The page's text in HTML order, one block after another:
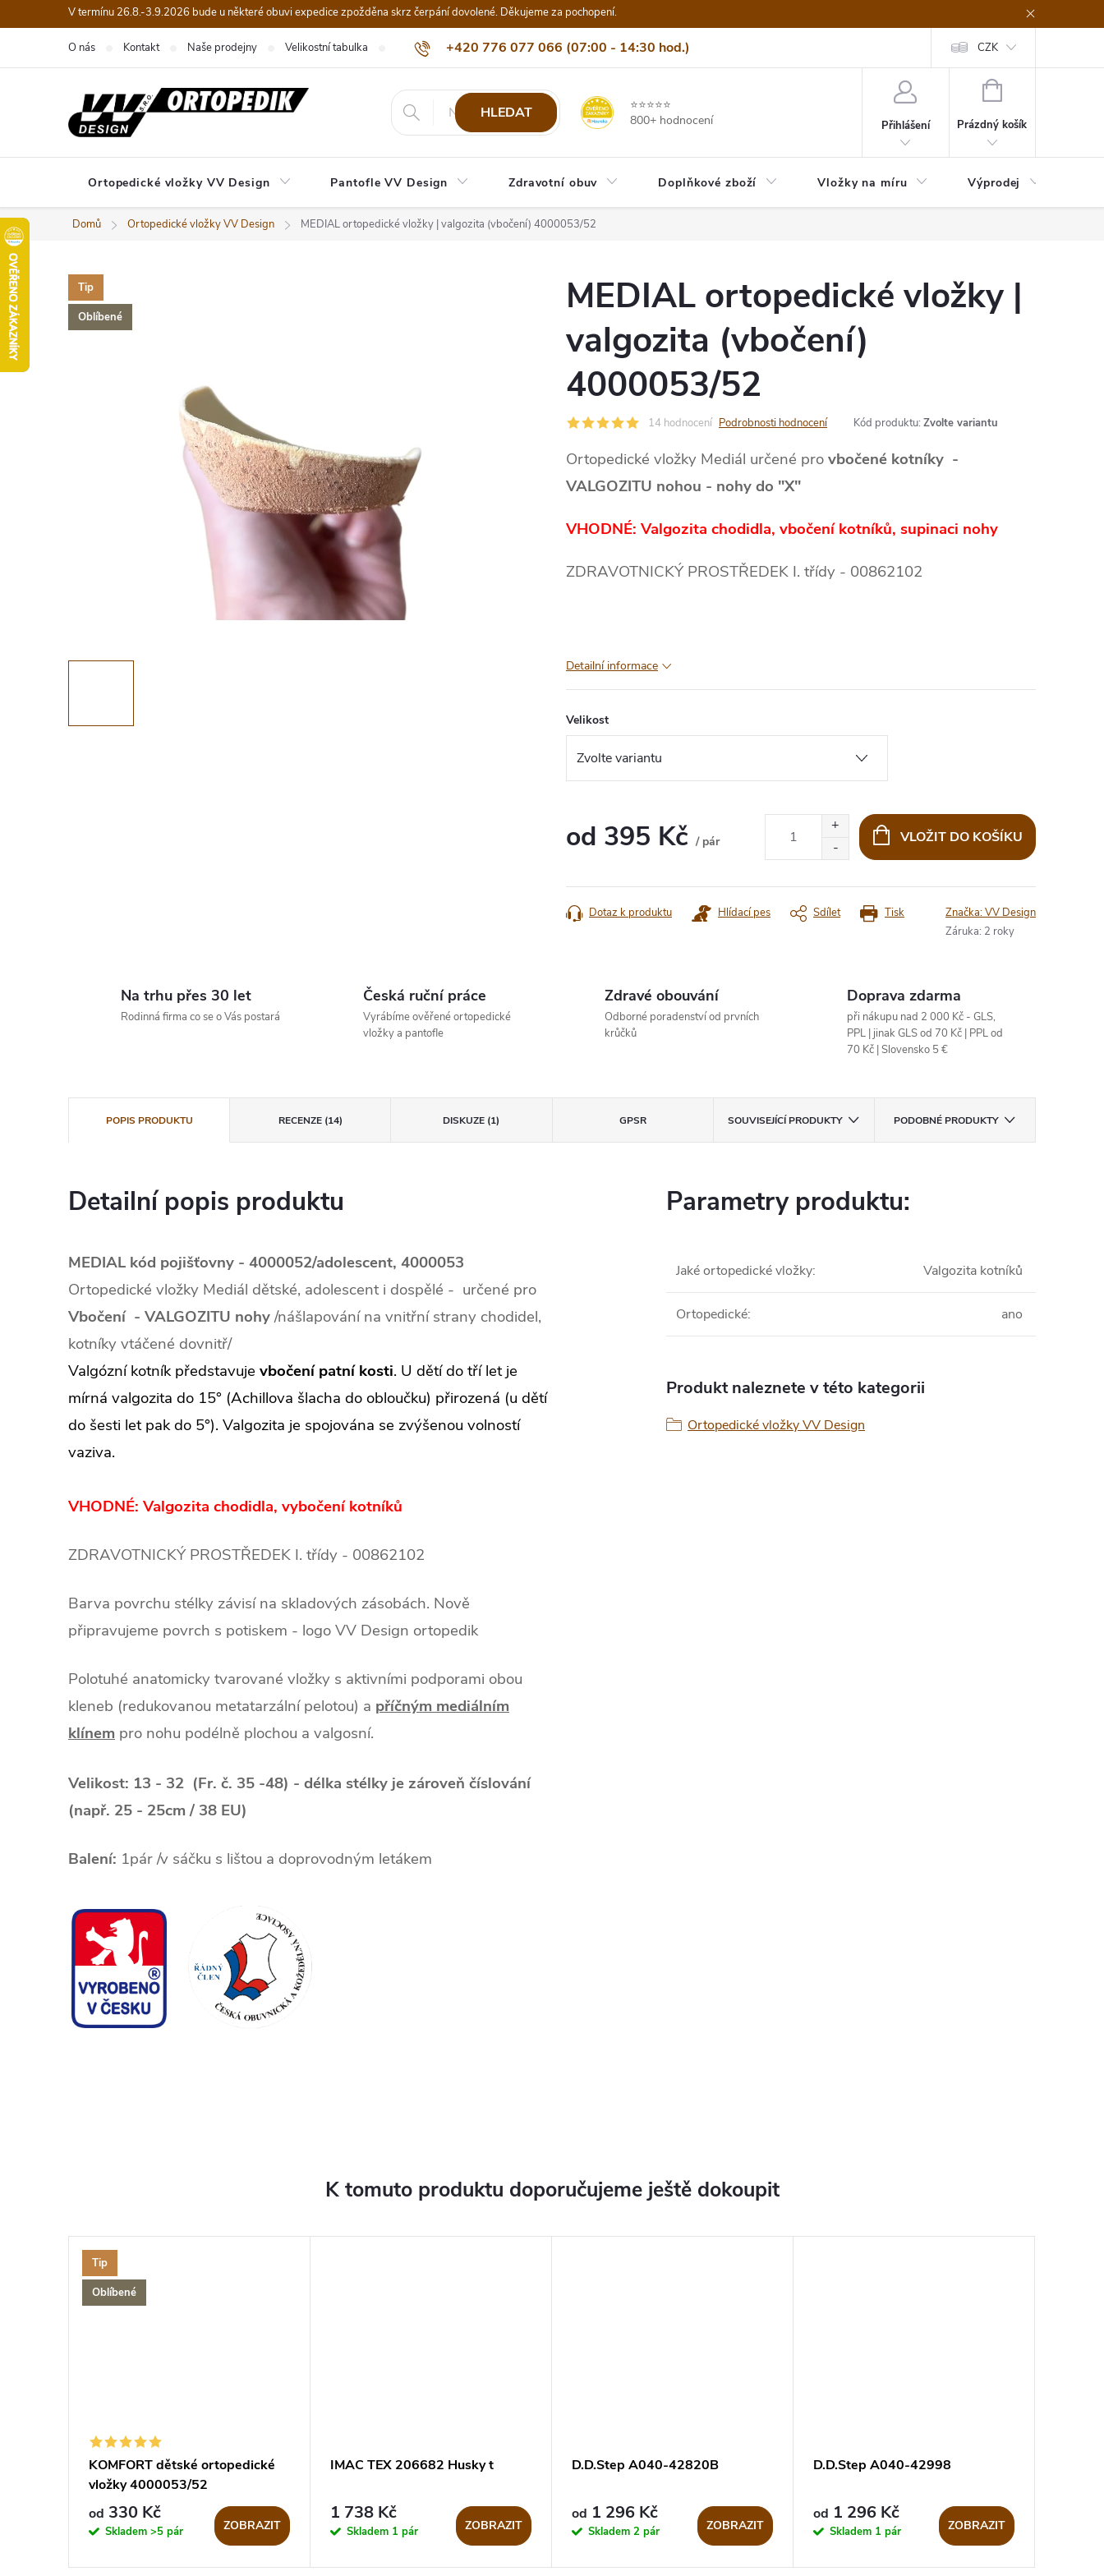
na
V termínu 26.8.-3.9.2026 bude u některé obuvi expedice zpožděna skrz čerpání dovolené. Děkujeme za pochopení.
+420 776 077 066 (07:00 - 14:30 hod.)
info@eshop-vvdesign.cz
O nás Kontakt Naše prodejny Velikostní tabulka Nejčastější dotazy Naši odběratelé Doprava a platba Vrácení zboží
CZK
HLEDAT
⭐⭐⭐⭐⭐
800+ hodnocení
Přihlášení
NÁKUPNÍ
Prázdný košík
Ortopedické vložky VV Design Pantofle VV Design Zdravotní obuv Doplňkové zboží Vložky na míru Výprodej
Domů Ortopedické vložky VV Design MEDIAL ortopedické vložky | valgozita (vbočení) 4000053/52
Tip
Oblíbené
MEDIAL ortopedické vložky |
valgozita (vbočení)
4000053/52
14 hodnocení Podrobnosti hodnocení Kód produktu: Zvolte variantu
Ortopedické vložky Mediál určené provbočené kotníky -
VALGOZITU nohou - nohy do "X"
VHODNÉ: Valgozita chodidla, vbočení kotníků, supinaci nohy
ZDRAVOTNICKÝ PROSTŘEDEK I. třídy - 00862102
Detailní informace
Velikost
od 395 Kč / pár
VLOŽIT DO KOŠÍKU
Tisk
Dotaz k produktu Hlídací pes Sdílet Značka:VV Design
Záruka: 2 roky
Na trhu přes 30 let
Rodinná firma co se o Vás postará
Česká ruční práce
Vyrábíme ověřené ortopedické
vložky a pantofle
Zdravé obouvání
Odborné poradenství od prvních
krůčků
Doprava zdarma
při nákupu nad 2 000 Kč - GLS,
PPL | jinak GLS od 70 Kč | PPL od
70 Kč | Slovensko 5 €
POPIS PRODUKTU RECENZE (14) DISKUZE (1) GPSR SOUVISEJÍCÍ PRODUKTY PODOBNÉ PRODUKTY
Detailní popis produktu
MEDIAL kód pojišťovny - 4000052/adolescent, 4000053
Ortopedické vložky Mediál dětské, adolescent i dospělé - určené pro
Vbočení - VALGOZITU nohy/nášlapování na vnitřní strany chodidel,
kotníky vtáčené dovnitř/
Valgózní kotník představuje vbočení patní kosti. U dětí do tří let je
mírná valgozita do 15° (Achillova šlacha do obloučku) přirozená (u dětí
do šesti let pak do 5°). Valgozita je spojována se zvýšenou volností
vaziva.
VHODNÉ: Valgozita chodidla, vybočení kotníků
ZDRAVOTNICKÝ PROSTŘEDEK I. třídy - 00862102
Barva povrchu stélky závisí na skladových zásobách. Nově
připravujeme povrch s potiskem - logo VV Design ortopedik
Polotuhé anatomicky tvarované vložky s aktivními podporami obou
kleneb (redukovanou metatarzální pelotou) a příčným mediálním
klínem pro nohu podélně plochou a valgosní.
Velikost: 13 - 32 (Fr. č. 35 -48) - délka stélky je zároveň číslování
(např. 25 - 25cm / 38 EU)
Balení: 1pár /v sáčku s lištou a doprovodným letákem
Parametry produktu:
Jaké ortopedické vložky: Valgozita kotníků
Ortopedické: ano
Produkt naleznete v této kategorii
Ortopedické vložky VV Design
K tomuto produktu doporučujeme ještě dokoupit
Tip
Oblíbené
KOMFORT dětské ortopedické
vložky 4000053/52
od 330 Kč
Skladem >5 pár ZOBRAZIT
IMAC TEX 206682 Husky t
1 738 Kč
Skladem 1 pár ZOBRAZIT
D.D.Step A040-42820B
od 1 296 Kč
Skladem 2 pár ZOBRAZIT
D.D.Step A040-42998
od 1 296 Kč
Skladem 1 pár ZOBRAZIT